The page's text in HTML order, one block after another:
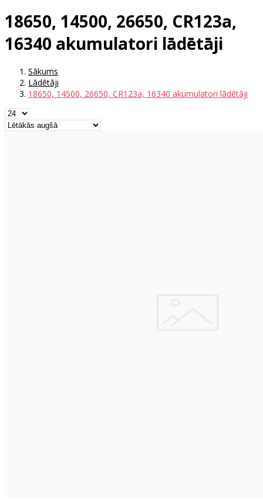
18650, 14500, 26650, CR123a,
16340 akumulatori lādētāji
Sākums
Lādētāji
18650, 14500, 26650, CR123a, 16340 akumulatori lādētāji